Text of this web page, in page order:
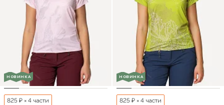
НОВИНКА
825 ₽ × 4 части
НОВИНКА
825 ₽ × 4 части